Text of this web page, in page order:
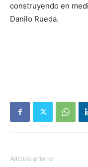
construyendo en
Danilo Rueda.
Artículo anterior